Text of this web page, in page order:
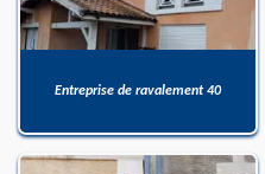
Entreprise de ravalement 40